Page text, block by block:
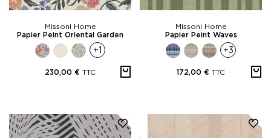
Missoni Home
Papier Peint Oriental Garden
+1
230,00 € TTC
Missoni Home
Papier Peint Waves
+3
172,00 € TTC